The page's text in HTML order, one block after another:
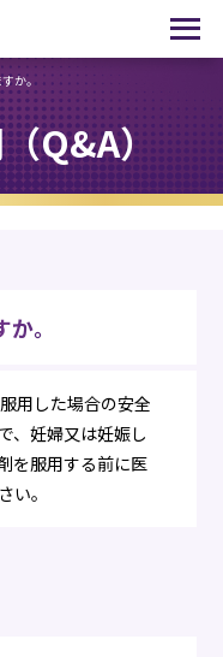
か。
Q&A）
。
用した場合の安全
、妊婦又は妊娠し
を服用する前に医
い。